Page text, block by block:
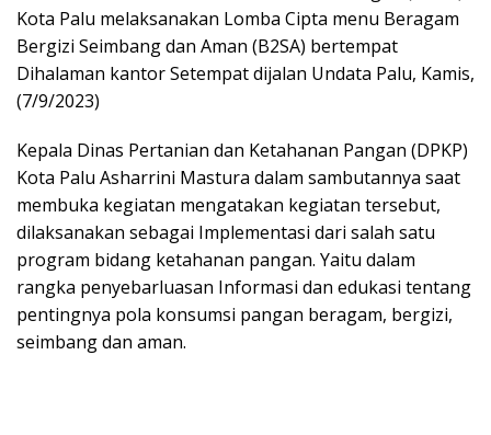
Kota Palu melaksanakan Lomba Cipta menu Beragam
Bergizi Seimbang dan Aman (B2SA) bertempat
Dihalaman kantor Setempat dijalan Undata Palu, Kamis,
(7/9/2023)
Kepala Dinas Pertanian dan Ketahanan Pangan (DPKP)
Kota Palu Asharrini Mastura dalam sambutannya saat
membuka kegiatan mengatakan kegiatan tersebut,
dilaksanakan sebagai Implementasi dari salah satu
program bidang ketahanan pangan. Yaitu dalam
rangka penyebarluasan Informasi dan edukasi tentang
pentingnya pola konsumsi pangan beragam, bergizi,
seimbang dan aman.